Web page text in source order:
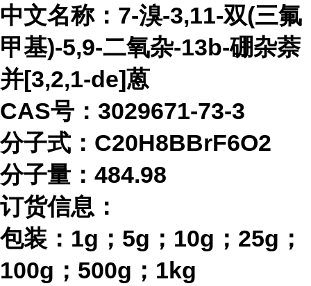
中文名称： 7-溴-3,11-双(三氟
甲基)-5,9-二氧杂-13b-硼杂萘
并[3,2,1-de]蒽
CAS号：3029671-73-3
分子式： C20H8BBrF6O2
分子量： 484.98
订货信息：
包装： 1g；5g；10g；25g；
100g；500g；1kg